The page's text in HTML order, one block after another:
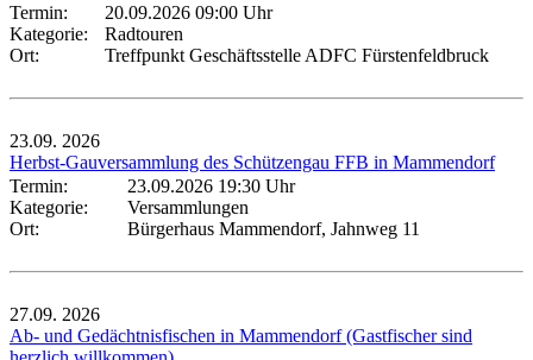
Termin:
20.09.2026 09:00 Uhr
Kategorie:
Radtouren
Ort:
Treffpunkt Geschäftsstelle ADFC Fürstenfeldbruck
23.09. 2026
Herbst-Gauversammlung des Schützengau FFB in Mammendorf
Termin:
23.09.2026 19:30 Uhr
Kategorie:
Versammlungen
Ort:
Bürgerhaus Mammendorf, Jahnweg 11
27.09. 2026
Ab- und Gedächtnisfischen in Mammendorf (Gastfischer sind